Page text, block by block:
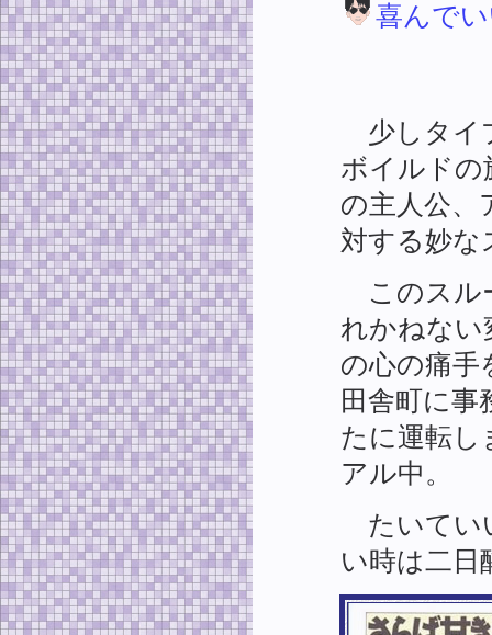
喜んで
少しタイ
ボイルドの
の主人公、
対する妙な
このスル
れかねない
の心の痛手
田舎町に
たに運転し
アル中。
たいてい
い時は二日